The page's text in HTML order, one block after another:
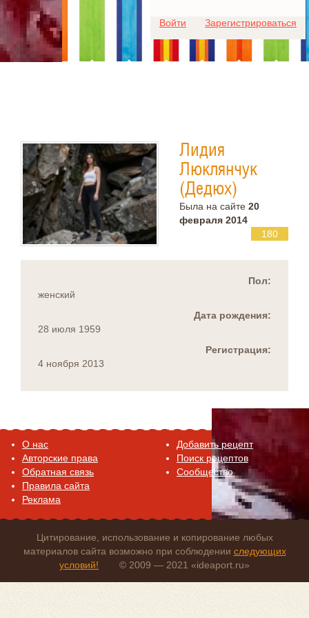
Войти Зарегистрироваться
Лидия
Люклянчук
(Дедюх)
Была на сайте 20
февраля 2014
180
Пол:
женский
Дата рождения:
28 июля 1959
Регистрация:
4 ноября 2013
O нас
Авторские права
Обратная связь
Правила сайта
Реклама
Добавить рецепт
Поиск рецептов
Сообщество
Цитирование, использование и копирование любых
материалов сайта возможно при соблюдении следующих
условий!
© 2009 — 2021 «ideaport.ru»
Для любых предложений по